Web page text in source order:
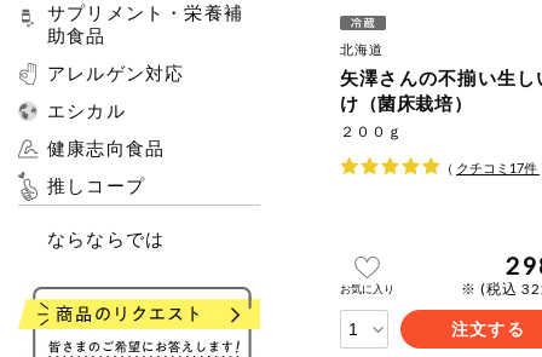
サプリメント・栄養補
助食品
アレルゲン対応
エシカル
健康志向食品
推しコープ
ならならでは
北海道
矢澤さんの不揃い生し
け（菌床栽培）
２００ｇ
（ クチコミ 17件
お気に入り ※ (税込
注文する